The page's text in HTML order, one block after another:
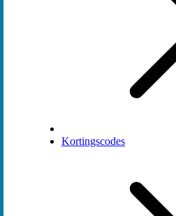
Kortingscodes